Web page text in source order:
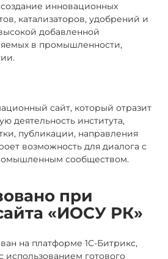
инновационных
катализаторов, удобрений и
добавленной
в промышленности,
сайт, который отразит
деятельность института,
публикации, направления
возможность для диалога с
сообществом.
при
«ИОСУ РК»
на платформе 1С-Битрикс,
использованием готового